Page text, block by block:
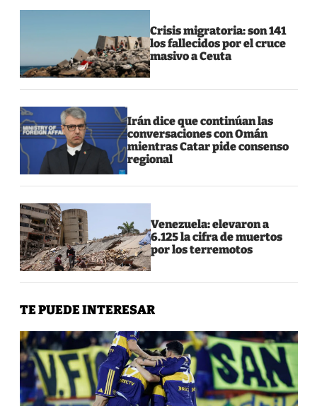
Crisis migratoria: son 141
los fallecidos por el cruce
masivo a Ceuta
Irán dice que continúan las
conversaciones con Omán
mientras Catar pide consenso
regional
Venezuela: elevaron a
6.125 la cifra de muertos
por los terremotos
TE PUEDE INTERESAR